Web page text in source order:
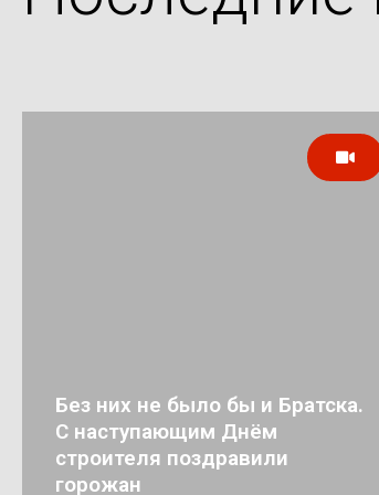
Без них не было бы и Братска.
С наступающим Днём
строителя поздравили
горожан